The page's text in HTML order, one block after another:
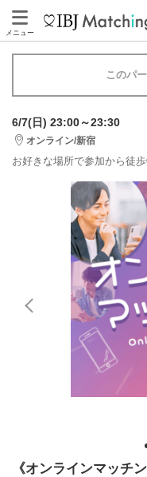
メニュー
このパ
6/7(日) 23:00～23:30
オンライン/新宿
お好きな場所で参加から徒
《オンラインマッチン